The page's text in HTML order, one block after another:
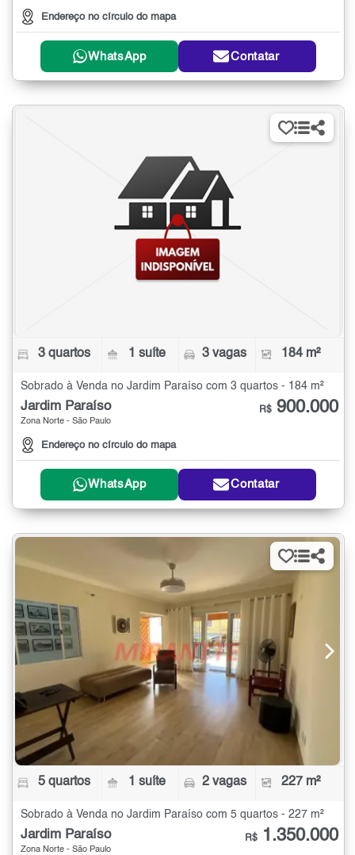
Endereço no círculo do mapa
WhatsApp Contatar
3 quartos 1 suíte 3 vagas 184 m²
Sobrado à Venda no Jardim Paraíso com 3 quartos - 184 m²
Jardim Paraíso
Zona Norte - São Paulo
Endereço no círculo do mapa
R$ 900.000
WhatsApp Contatar
5 quartos 1 suíte 2 vagas 227 m²
Sobrado à Venda no Jardim Paraíso com 5 quartos - 227 m²
Jardim Paraíso
Zona Norte - São Paulo
R$ 1.350.000